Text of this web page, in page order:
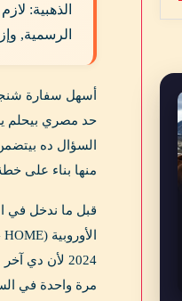
الذهبية:
الرسمية,
حد مصري بيحلم
السؤال ده
منها بناء على
قبل ما ندخل في
مرة واحدة في